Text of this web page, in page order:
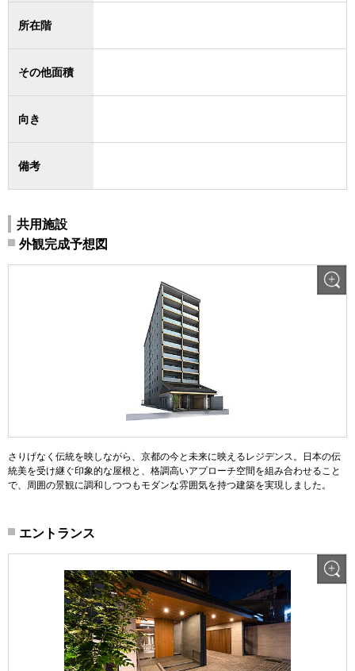
所在階
その他面積
向き
備考
共用施設
外観完成予想図
さりげなく伝統を映しながら、京都の今と未来に映えるレジデンス。日本の伝
統美を受け継ぐ印象的な屋根と、格調高いアプローチ空間を組み合わせること
で、周囲の景観に調和しつつもモダンな雰囲気を持つ建築を実現しました。
エントランス